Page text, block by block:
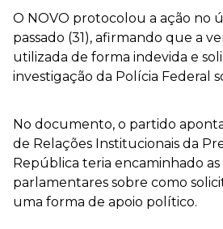
O NOVO protocolou a ação no
passado (31), afirmando que a
utilizada de forma indevida e
investigação da Polícia Federal
No documento, o partido
de Relações Institucionais da
República teria encaminhado as
parlamentares sobre como
uma forma de apoio político.